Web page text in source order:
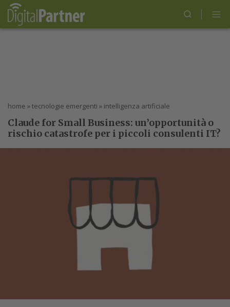
home » tecnologie emergenti » intelligenza artificiale
Claude for Small Business: un’opportunità o
rischio catastrofe per i piccoli consulenti IT?